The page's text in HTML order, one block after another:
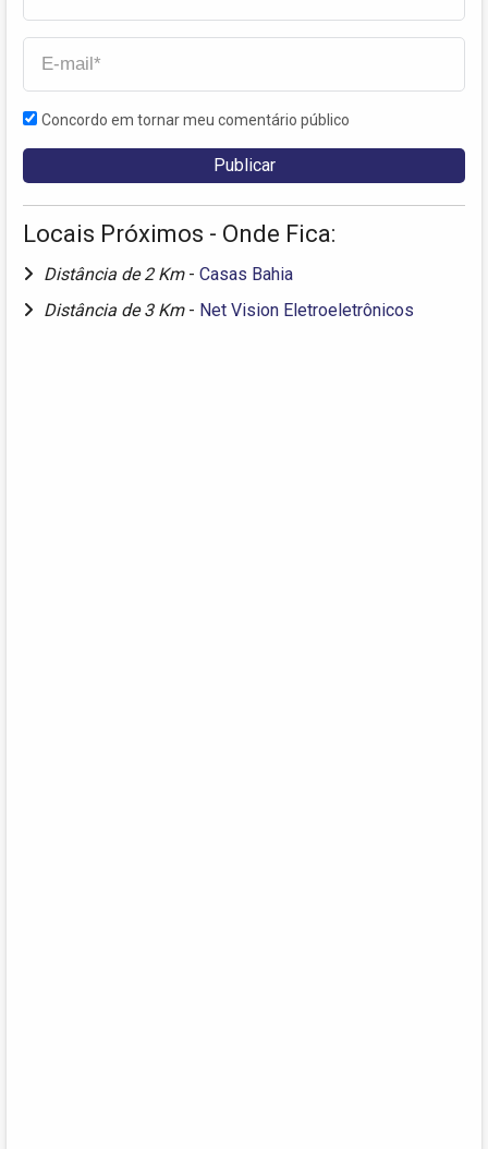
Concordo em tornar meu comentário público
Locais Próximos - Onde Fica:
Distância de 2 Km - Casas Bahia
Distância de 3 Km - Net Vision Eletroeletrônicos